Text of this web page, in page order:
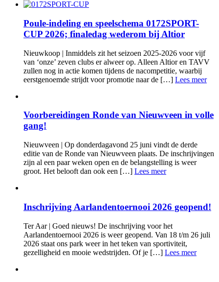
Poule-indeling en speelschema 0172SPORT-
CUP 2026; finaledag wederom bij Altior
Nieuwkoop | Inmiddels zit het seizoen 2025-2026 voor vijf
van ‘onze’ zeven clubs er alweer op. Alleen Altior en TAVV
zullen nog in actie komen tijdens de nacompetitie, waarbij
eerstgenoemde strijdt voor promotie naar de […] Lees meer
Voorbereidingen Ronde van Nieuwveen in volle
gang!
Nieuwveen | Op donderdagavond 25 juni vindt de derde
editie van de Ronde van Nieuwveen plaats. De inschrijvingen
zijn al een paar weken open en de belangstelling is weer
groot. Het belooft dan ook een […] Lees meer
Inschrijving Aarlandentoernooi 2026 geopend!
Ter Aar | Goed nieuws! De inschrijving voor het
Aarlandentoernooi 2026 is weer geopend. Van 18 t/m 26 juli
2026 staat ons park weer in het teken van sportiviteit,
gezelligheid en mooie wedstrijden. Of je […] Lees meer